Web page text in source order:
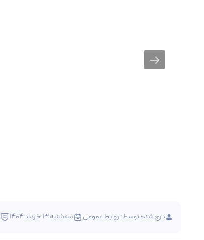
درج شده توسط:روابط عمومی سه‌شنبه 13 خرداد 1404